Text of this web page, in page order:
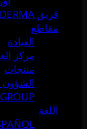
فريق SESDERMA
مقاطع
العيادة
مركز
منتجات
اللغة